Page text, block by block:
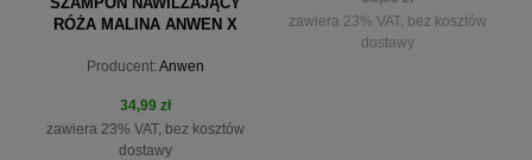
RÓŻA MALINA ANWEN X
Producent: Anwen
34,99 zł
zawiera 23% VAT, bez kosztów
dostawy
zawiera 23% VAT, bez kosztów
dostawy